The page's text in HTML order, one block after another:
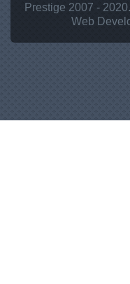
Prestige 2007 - 2020.
Web